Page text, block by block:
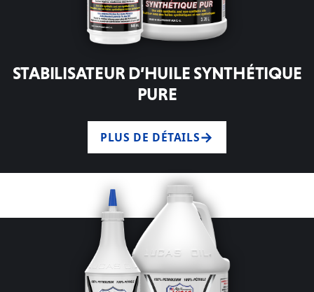
STABILISATEUR D’HUILE SYNTHÉTIQUE
PURE
PLUS DE DÉTAILS